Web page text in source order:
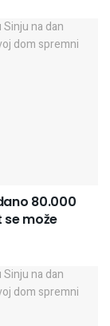
80.000
može